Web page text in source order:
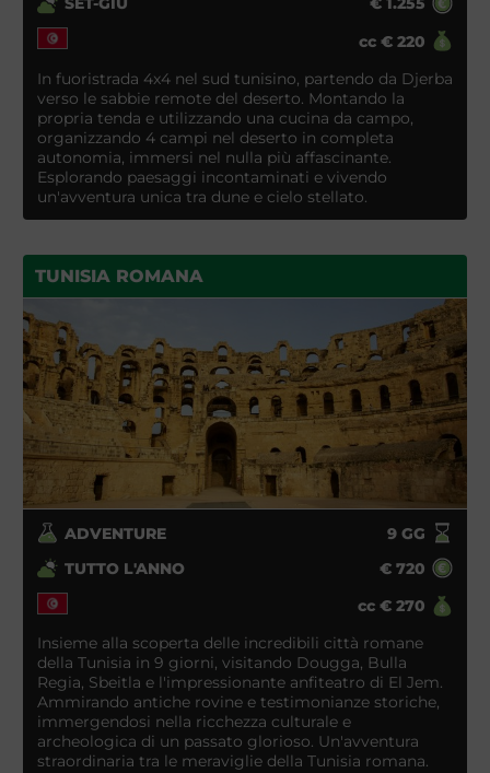
cc € 220
In fuoristrada 4x4 nel sud tunisino, partendo da Djerba
verso le sabbie remote del deserto. Montando la
propria tenda e utilizzando una cucina da campo,
organizzando 4 campi nel deserto in completa
autonomia, immersi nel nulla più affascinante.
Esplorando paesaggi incontaminati e vivendo
un'avventura unica tra dune e cielo stellato.
TUNISIA ROMANA
ADVENTURE 9GG
TUTTO L'ANNO
€ 720
cc € 270
Insieme alla scoperta delle incredibili città romane
della Tunisia in 9 giorni, visitando Dougga, Bulla
Regia, Sbeitla e l'impressionante anfiteatro di El Jem.
Ammirando antiche rovine e testimonianze storiche,
immergendosi nella ricchezza culturale e
archeologica di un passato glorioso. Un'avventura
straordinaria tra le meraviglie della Tunisia romana.